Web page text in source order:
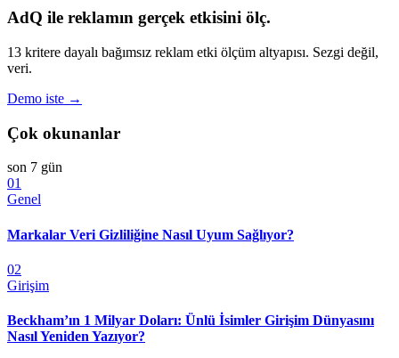
AdQ ile reklamın gerçek etkisini ölç.
13 kritere dayalı bağımsız reklam etki ölçüm altyapısı. Sezgi değil,
veri.
Demo iste →
Çok okunanlar
son 7 gün
01
Genel
Markalar Veri Gizliliğine Nasıl Uyum Sağlıyor?
02
Girişim
Beckham’ın 1 Milyar Doları: Ünlü İsimler Girişim Dünyasını
Nasıl Yeniden Yazıyor?